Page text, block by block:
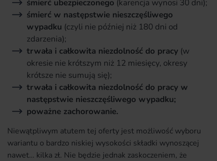
śmierć ubezpieczonego (karencja wynosi 30 dni);
śmierć w następstwie nieszczęśliwego
wypadku (czyli nie później niż 180 dni od
zdarzenia);
trwała i całkowita niezdolność do pracy (w
okresie nie krótszym niż 12 miesięcy, okresy
krótsze nie sumują się);
trwała i całkowita niezdolność do pracy w
następstwie nieszczęśliwego wypadku;
poważne zachorowanie.
Niewątpliwym atutem tej oferty jest możliwość wyboru
wariantu o bardzo niskiej wysokości składki wynoszącej
nawet… kilka zł. Nie będzie jednak zaskoczeniem, że